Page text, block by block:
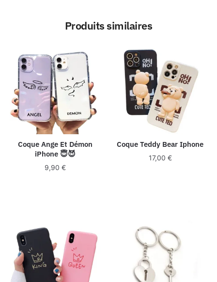
Produits similaires
Coque Ange Et Démon
iPhone 😇😈
9,90 €
Coque Teddy Bear Iphone
17,00 €